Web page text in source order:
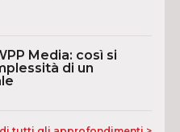
Media: così si
di un